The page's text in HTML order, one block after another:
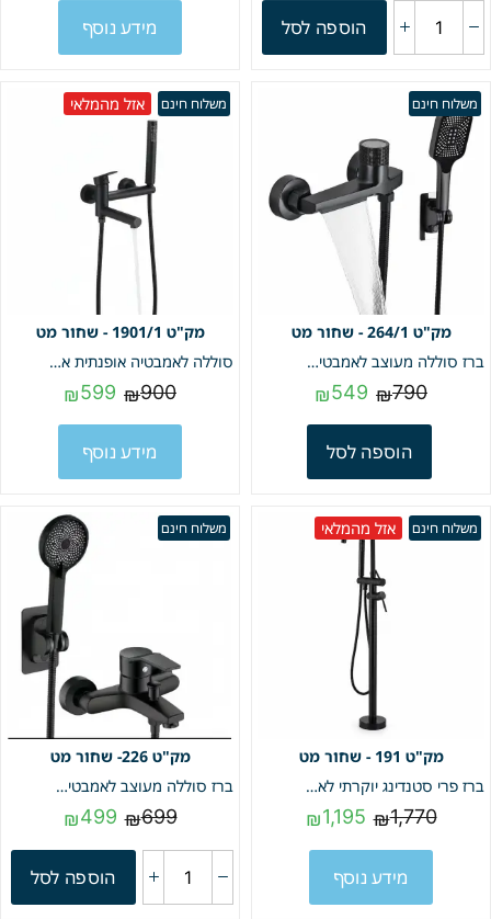
הוספה לסל מידע נוסף
משלוח חינם
264/1 - שחור מט
ברז סוללה מעוצב לאמבטיה + מעמד למזלף בהדבקה + צינור ומזלף | שחור מט | מק"ט 264/1
₪790
₪549
הוספה לסל
משלוח חינם
1901/1 - שחור מט
אזל מהמלאי
סוללה לאמבטיה אופנתית איכותית פיית מילוי מתקפלת + מזלף יד וצינור גמיש | שחור מט | מק"ט 1901/1
₪900
₪599
מידע נוסף
משלוח חינם
191 - שחור מט
אזל מהמלאי
ברז פרי סטנדינג יוקרתי לאמבטיה + מזלף יד | שחור מט | מק"ט 191
₪1,770
₪1,195
מידע נוסף
משלוח חינם
226- שחור מט
ברז סוללה מעוצב לאמבטיה + מעמד למזלף בהדבקה + צינור ומזלף | שחור מט | מק"ט 226
₪699
₪499
הוספה לסל